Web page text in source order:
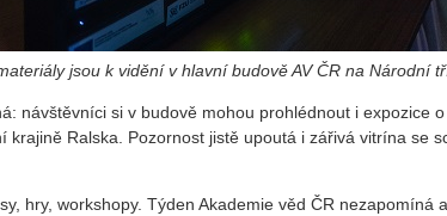
jsou k vidění v hlavní budově AV ČR na Národní
návštěvníci si v budově mohou prohlédnout i expozice
krajině Ralska. Pozornost jistě upoutá i zářivá vitrína se
hry, workshopy. Týden Akademie věd ČR